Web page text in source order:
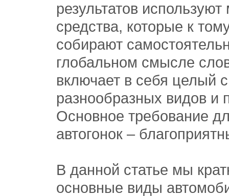
результатов
средства, которые к
собирают
глобальном смысле
включает в себя целый
разнообразных видов и
Основное требование
автогонок –
В данной статье мы
основные виды